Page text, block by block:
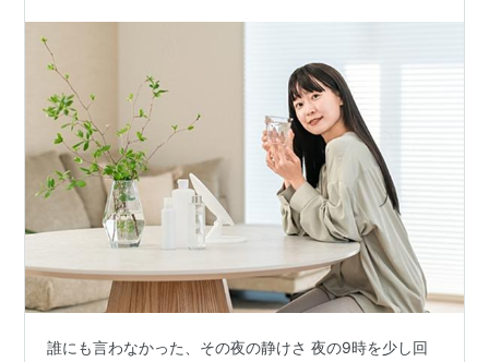
誰にも言わなかった、その夜の静けさ 夜の9時を少し回